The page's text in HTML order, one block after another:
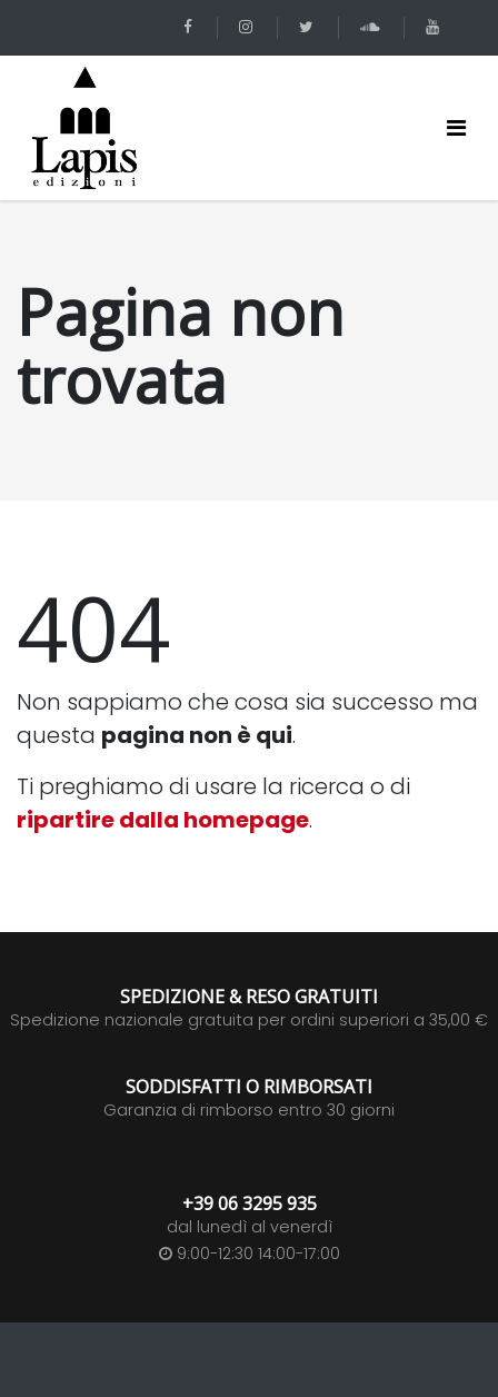
Pagina non
trovata
404
Non sappiamo che cosa sia successo ma
questa pagina non è qui.
Ti preghiamo di usare la ricerca o di
ripartire dalla homepage.
SPEDIZIONE & RESO GRATUITI
Spedizione nazionale gratuita per ordini superiori a 35,00 €
SODDISFATTI O RIMBORSATI
Garanzia di rimborso entro 30 giorni
+39 06 3295 935
dal lunedì al venerdì
9:00-12:30 14:00-17:00